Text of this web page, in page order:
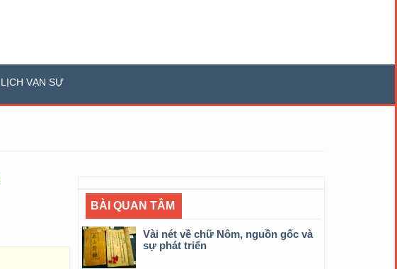
LỊCH VẠN SỰ
BÀI QUAN TÂM
Vài nét về chữ Nôm, nguồn gốc và
sự phát triển